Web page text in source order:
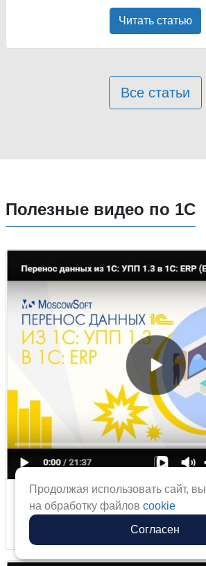
Читать статью
Все статьи
Полезные видео по 1С
Перенос данных из 1С: УПП
ERP 2
Продолжая использовать сайт,
на обработку файловcookie
Согласен